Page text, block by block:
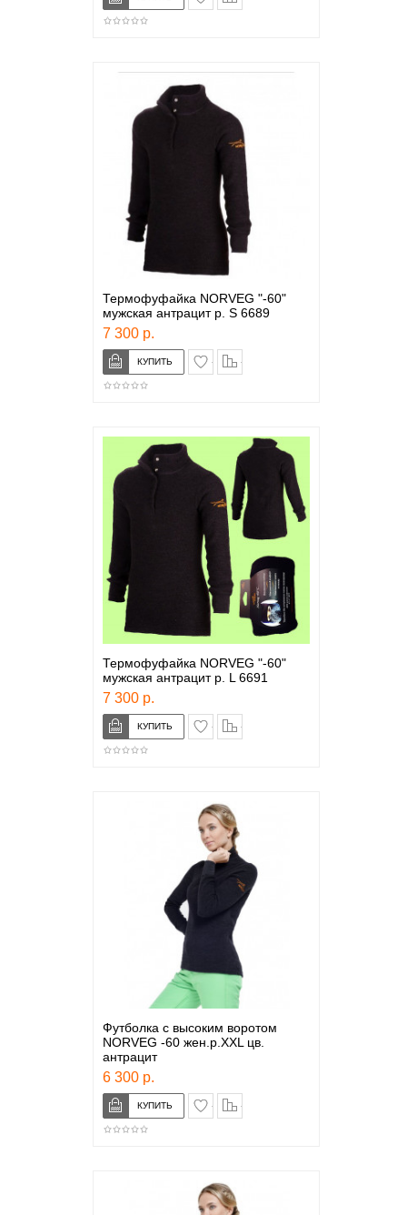
Термофуфайка NORVEG "-60"
мужская антрацит р. S 6689
7 300 р.
в закладки
Термофуфайка NORVEG "-60"
мужская антрацит р. L 6691
7 300 р.
в закладки
Футболка с высоким воротом
NORVEG -60 жен.р.XXL цв.
антрацит
6 300 р.
в закладки